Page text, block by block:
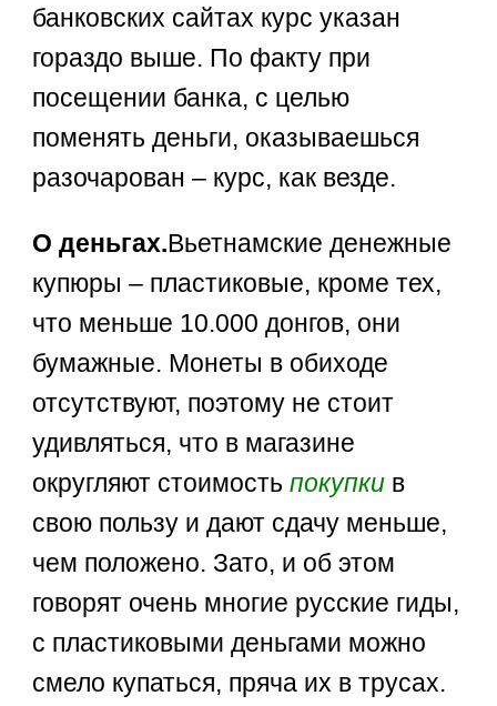
банковских сайтах курс указан
гораздо выше. По факту при
посещении банка, с целью
поменять деньги, оказываешься
разочарован – курс, как везде.
О деньгах.Вьетнамские денежные
купюры – пластиковые, кроме тех,
что меньше 10.000 донгов, они
бумажные. Монеты в обиходе
отсутствуют, поэтому не стоит
удивляться, что в магазине
округляют стоимостьпокупки в
свою пользу и дают сдачу меньше,
чем положено. Зато, и об этом
говорят очень многие русские гиды,
с пластиковыми деньгами можно
смело купаться, пряча их в трусах.